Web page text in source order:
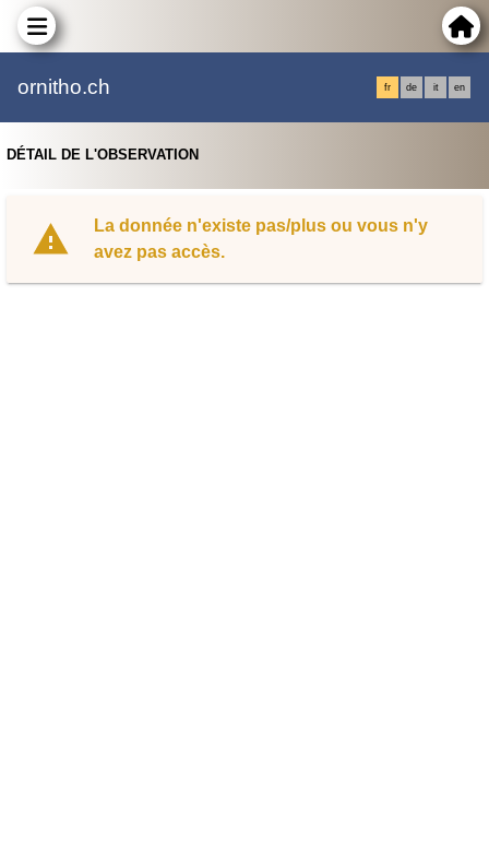
ornitho.ch fr de it en
DÉTAIL DE L'OBSERVATION
La donnée n'existe pas/plus ou vous n'y
avez pas accès.